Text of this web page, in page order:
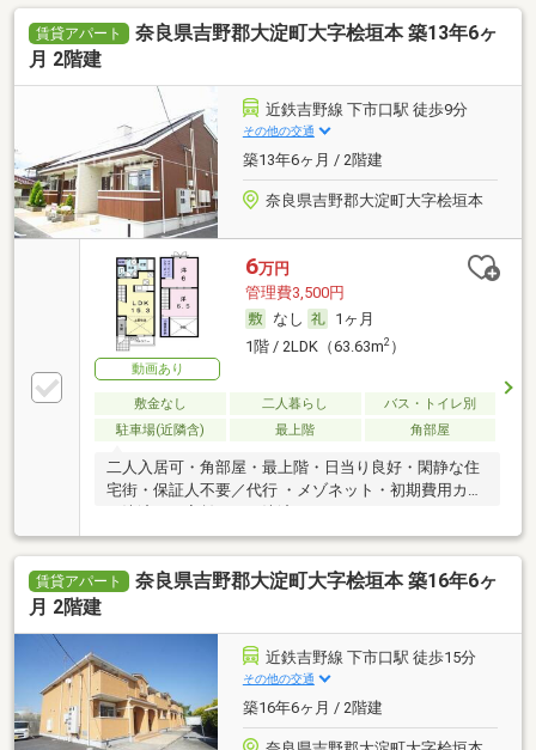
賃貸アパート
奈良県吉野郡大淀町大字桧垣本 築13年6ヶ
月 2階建
近鉄吉野線 下市口駅 徒歩9分
その他の交通
築13年6ヶ月 / 2階建
奈良県吉野郡大淀町大字桧垣本
動画あり
6万円
管理費3,500円
なし
1ヶ月
1階 / 2LDK（63.63m2）
敷金なし 二人暮らし
バス・トイレ別
駐車場(近隣含)
最上階 角部屋
二人入居可・角部屋・最上階・日当り良好・閑静な住
宅街・保証人不要／代行 ・メゾネット・初期費用カー
賃貸アパート
奈良県吉野郡大淀町大字桧垣本 築16年6ヶ
月 2階建
近鉄吉野線 下市口駅 徒歩15分
その他の交通
築16年6ヶ月 / 2階建